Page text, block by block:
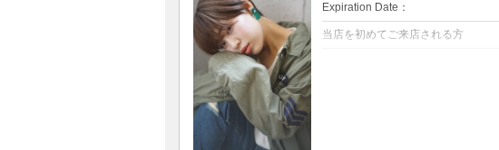
Expiration Date：
当店を初めてご来店される方